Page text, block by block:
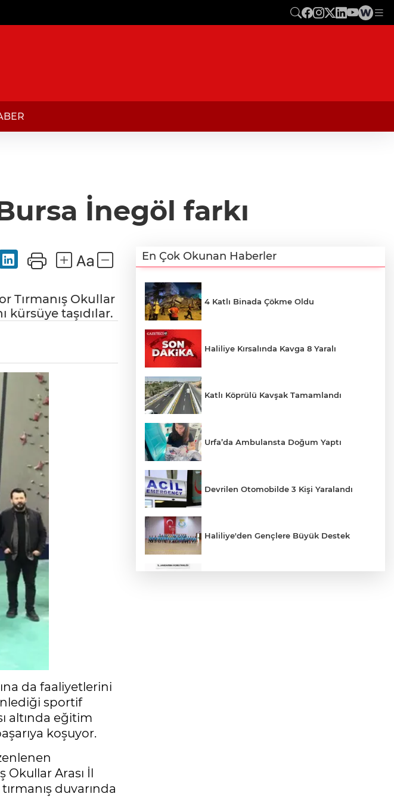
İnegöl farkı
Tırmanış Okullar
kürsüye taşıdılar.
da faaliyetlerini
sportif
altında eğitim
koşuyor.
Okullar Arası İl
duvarında
En Çok Okunan Haberler
4 Katlı Binada Çökme Oldu
Haliliye Kırsalında Kavga 8 Yaralı
Katlı Köprülü Kavşak Tamamlandı
Urfa’da Ambulansta Doğum Yaptı
Devrilen Otomobilde 3 Kişi Yaralandı
Haliliye'den Gençlere Büyük Destek